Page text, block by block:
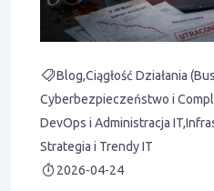
Blog Ciągłość Działania
Cyberbezpieczeństwo i
DevOps i Administracja IT
Strategia i Trendy IT
2026-04-24